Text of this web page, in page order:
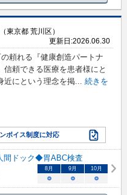
（東京都 荒川区）
更新日:2026.06.30
頼れる『健康創造パートナ
信頼できる医療を患者様にと
近にという理念を掲... 続きを
ボイス制度に対応
間ドック◆胃ABC検査
8月 9月 10月
○ ○ ○